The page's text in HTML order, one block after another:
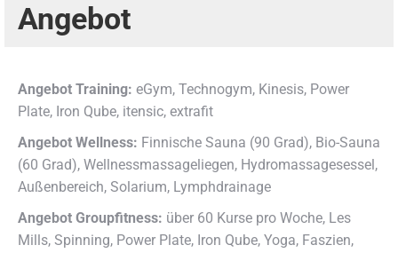
Angebot
Angebot Training: eGym, Technogym, Kinesis, Power
Plate, Iron Qube, itensic, extrafit
Angebot Wellness: Finnische Sauna (90 Grad), Bio-Sauna
(60 Grad), Wellnessmassageliegen, Hydromassagesessel,
Außenbereich, Solarium, Lymphdrainage
Angebot Groupfitness: über 60 Kurse pro Woche, Les
Mills, Spinning, Power Plate, Iron Qube, Yoga, Faszien,